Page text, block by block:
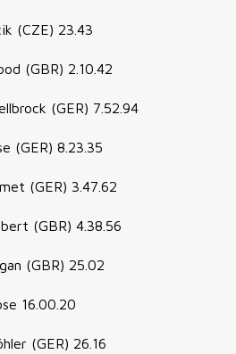
(CZE) 23.43
(GBR) 2.10.42
(GER) 7.52.94
(GER) 8.23.35
(GER) 3.47.62
(GBR) 4.38.56
(GBR) 25.02
16.00.20
(GER) 26.16